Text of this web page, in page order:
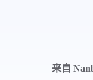
来自